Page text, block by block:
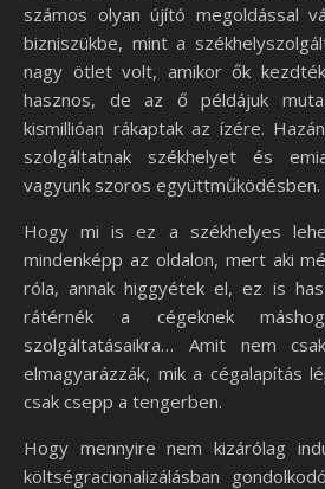
számos olyan újító megoldással
bizniszükbe, mint a
nagy ötlet volt, amikor ők
hasznos, de az ő példájuk
kismillióan rákaptak az ízére.
szolgáltatnak székhelyet és
vagyunk szoros együttműködésben.
Hogy mi is ez a székhelyes
mindenképp az oldalon, mert aki
róla, annak higgyétek el, ez is
rátérnék a cégeknek
szolgáltatásaikra… Amit nem
elmagyarázzák, mik a cégalapítás
csak csepp a tengerben.
Hogy mennyire nem kizárólag
költségracionalizálásban